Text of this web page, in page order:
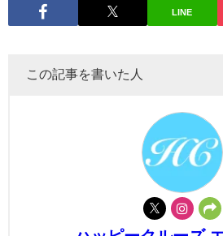
LINE
この記事を書いた人